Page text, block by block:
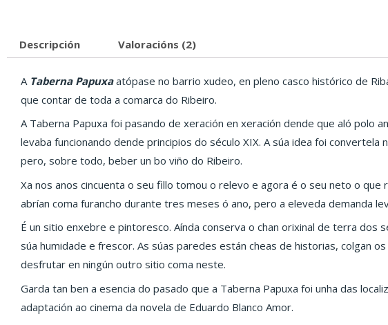
Descripción Valoracións (2)
A Taberna Papuxaatópase no barrio xudeo, en pleno casco histórico de
que contar de toda a comarca do Ribeiro.
A Taberna Papuxa foi pasando de xeración en xeración dende que aló polo
levaba funcionando dende principios do século XIX. A súa idea foi
pero, sobre todo, beber un bo viño do Ribeiro.
Xa nos anos cincuenta o seu fillo tomou o relevo e agora é o seu neto o
abrían coma furancho durante tres meses ó ano, pero a eleveda demanda
É un sitio enxebre e pintoresco. Aínda conserva o chan orixinal de terra
súa humidade e frescor. As súas paredes están cheas de historias, colgan
desfrutar en ningún outro sitio coma neste.
Garda tan ben a esencia do pasado que a Taberna Papuxa foi unha das
adaptación ao cinema da novela de Eduardo Blanco Amor.